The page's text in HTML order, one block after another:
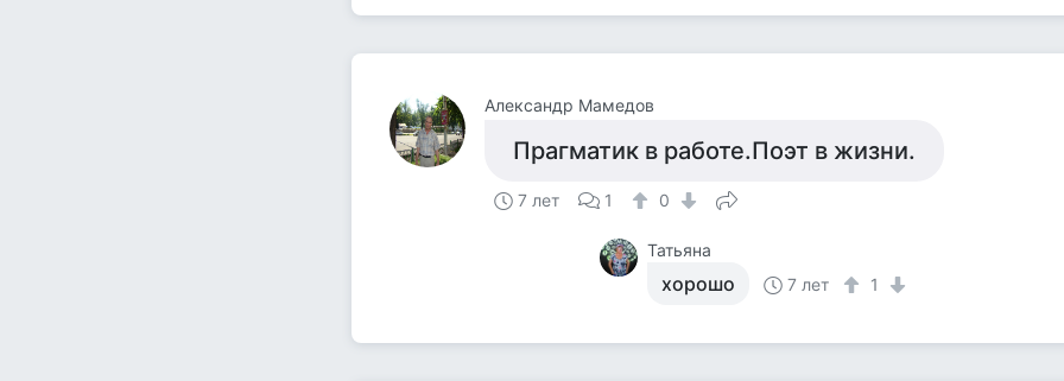
Александр Мамедов
Прагматик в работе.Поэт в жизни.
7 лет 1 0
Татьяна
хорошо 7 лет 1